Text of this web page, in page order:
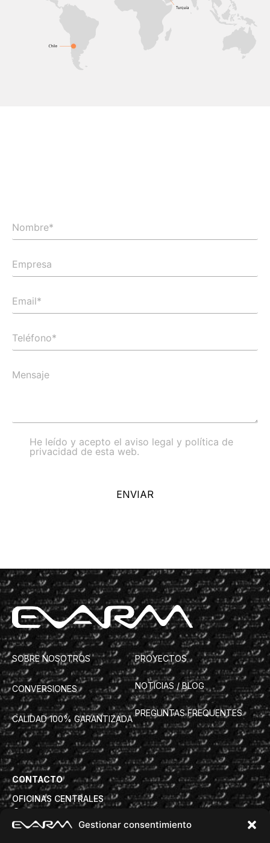
Gestionar consentimiento
He leído y acepto el aviso legal y política de
privacidad de esta web.
SOBRE NOSOTROS
CONVERSIONES
CALIDAD 100% GARANTIZADA
PROYECTOS
NOTICIAS / BLOG
PREGUNTAS FREQUENTES
CONTACTO
OFICINAS CENTRALES
info@evarm.com
+34932809972